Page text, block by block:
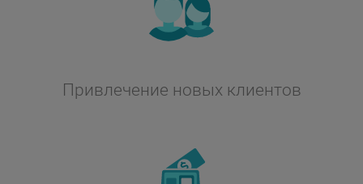
Привлечение новых клиентов